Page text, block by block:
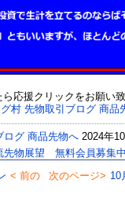
応援クリックをお願い致
2024年
10